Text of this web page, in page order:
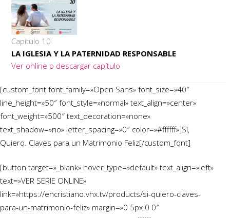
Capítulo 10
LA IGLESIA Y LA PATERNIDAD RESPONSABLE
Ver online o descargar capítulo
[custom_font font_family=»Open Sans» font_size=»40″
line_height=»50″ font_style=»normal» text_align=»center»
font_weight=»500″ text_decoration=»none»
text_shadow=»no» letter_spacing=»0″ color=»#ffffff»]Sí,
Quiero. Claves para un Matrimonio Feliz[/custom_font]
[button target=»_blank» hover_type=»default» text_align=»left»
text=»VER SERIE ONLINE»
link=»https://encristiano.vhx.tv/products/si-quiero-claves-
para-un-matrimonio-feliz» margin=»0 5px 0 0″